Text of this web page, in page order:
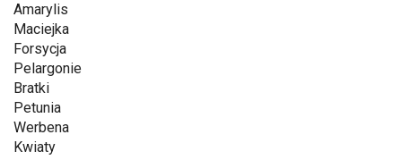
Amarylis
Maciejka
Forsycja
Pelargonie
Bratki
Petunia
Werbena
Kwiaty